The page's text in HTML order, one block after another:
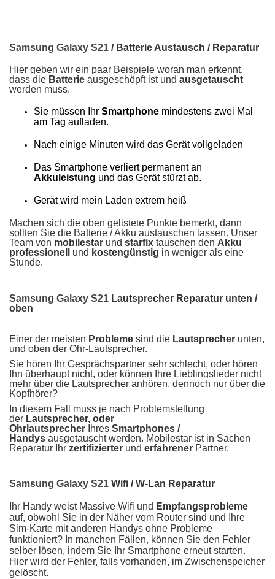
Samsung Galaxy S21 / Batterie Austausch / Reparatur
Hier geben wir ein paar Beispiele woran man erkennt,
dass die Batterie ausgeschöpft ist und ausgetauscht
werden muss.
Sie müssen Ihr Smartphone mindestens zwei Mal
am Tag aufladen.
Nach einige Minuten wird das Gerät vollgeladen
Das Smartphone verliert permanent an
Akkuleistung und das Gerät stürzt ab.
Gerät wird mein Laden extrem heiß
Machen sich die oben gelistete Punkte bemerkt, dann
sollten Sie die Batterie / Akku austauschen lassen. Unser
Team von mobilestar und starfix tauschen den Akku
professionell
und kostengünstig in weniger als eine
Stunde.
Samsung Galaxy S21 Lautsprecher Reparatur unten /
oben
Einer der meisten Probleme sind die Lautsprecher unten,
und oben der Ohr-Lautsprecher.
Sie hören Ihr Gesprächspartner sehr schlecht, oder hören
Ihn überhaupt nicht, oder können Ihre Lieblingslieder nicht
mehr über die Lautsprecher anhören, dennoch nur über die
Kopfhörer?
In diesem Fall muss je nach Problemstellung
der Lautsprecher, oder
Ohrlautsprecher Ihres Smartphones /
Handys ausgetauscht werden. Mobilestar ist in Sachen
Reparatur Ihr zertifizierter und erfahrener Partner.
Samsung Galaxy S21 Wifi / W-Lan Reparatur
Ihr Handy weist Massive Wifi und Empfangsprobleme
auf, obwohl Sie in der Näher vom Router sind und Ihre
Sim-Karte mit anderen Handys ohne Probleme
funktioniert? In manchen Fällen, können Sie den Fehler
selber lösen, indem Sie Ihr Smartphone erneut starten.
Hier wird der Fehler, falls vorhanden, im Zwischenspeicher
gelöscht.